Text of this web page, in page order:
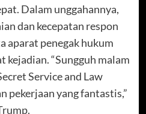
Dalam unggahannya,
dan kecepatan respon
aparat penegak hukum
kejadian. “Sungguh malam
Service and Law
pekerjaan yang fantastis,”